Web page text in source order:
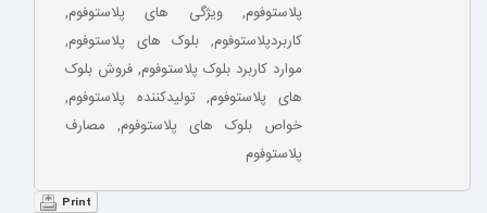
پلاستوفوم, ویژگی های پلاستوفوم,
کاربردپلاستوفوم, بلوک های پلاستوفوم,
موارد کاربرد بلوک پلاستوفوم, فروش بلوک
های پلاستوفوم, تولیدکننده پلاستوفوم,
خواص بلوک های پلاستوفوم, مصارف
پلاستوفوم
Print